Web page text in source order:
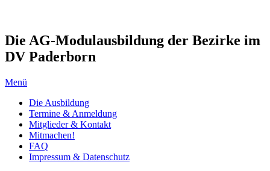
Die AG-Modulausbildung der Bezirke im
DV Paderborn
Menü
Die Ausbildung
Termine & Anmeldung
Mitglieder & Kontakt
Mitmachen!
FAQ
Impressum & Datenschutz